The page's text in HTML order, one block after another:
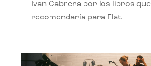
Ivan Cabrera por los libros que
recomendaría para Flat.